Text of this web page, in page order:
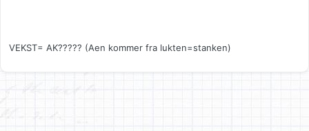
VEKST= AK????? (Aen kommer fra lukten=stanken)